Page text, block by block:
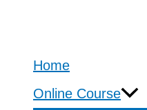
content
Home
Online Course